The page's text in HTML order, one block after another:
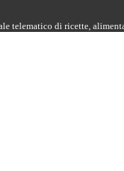
telematico di ricette,